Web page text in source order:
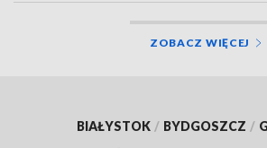
ZOBACZ WIĘCEJ
BIAŁYSTOK / BYDGOSZCZ /